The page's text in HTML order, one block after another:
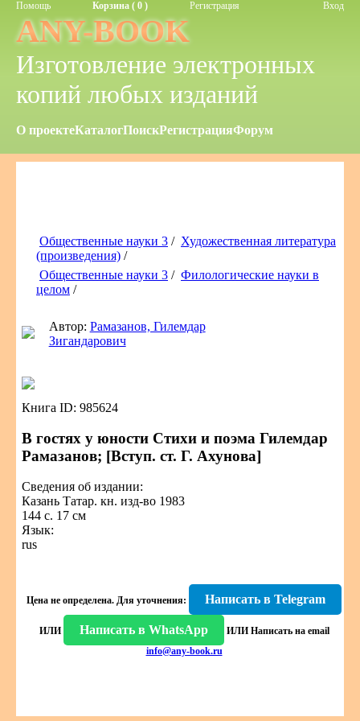
Помощь Корзина ( 0 ) Регистрация Вход
ANY-BOOK
Изготовление электронных
копий любых изданий
О проектеКаталогПоискРегистрацияФорум
Общественные науки 3 / Художественная литература
(произведения) /
Общественные науки 3 / Филологические науки в
целом /
Автор: Рамазанов, Гилемдар
Зигандарович
Книга ID: 985624
В гостях у юности Стихи и поэма Гилемдар
Рамазанов; [Вступ. ст. Г. Ахунова]
Сведения об издании:
Казань Татар. кн. изд-во 1983
144 с. 17 см
Язык:
rus
Цена не определена. Для уточнения: Написать в Telegram
ИЛИ Написать в WhatsApp ИЛИ Написать на email
info@any-book.ru